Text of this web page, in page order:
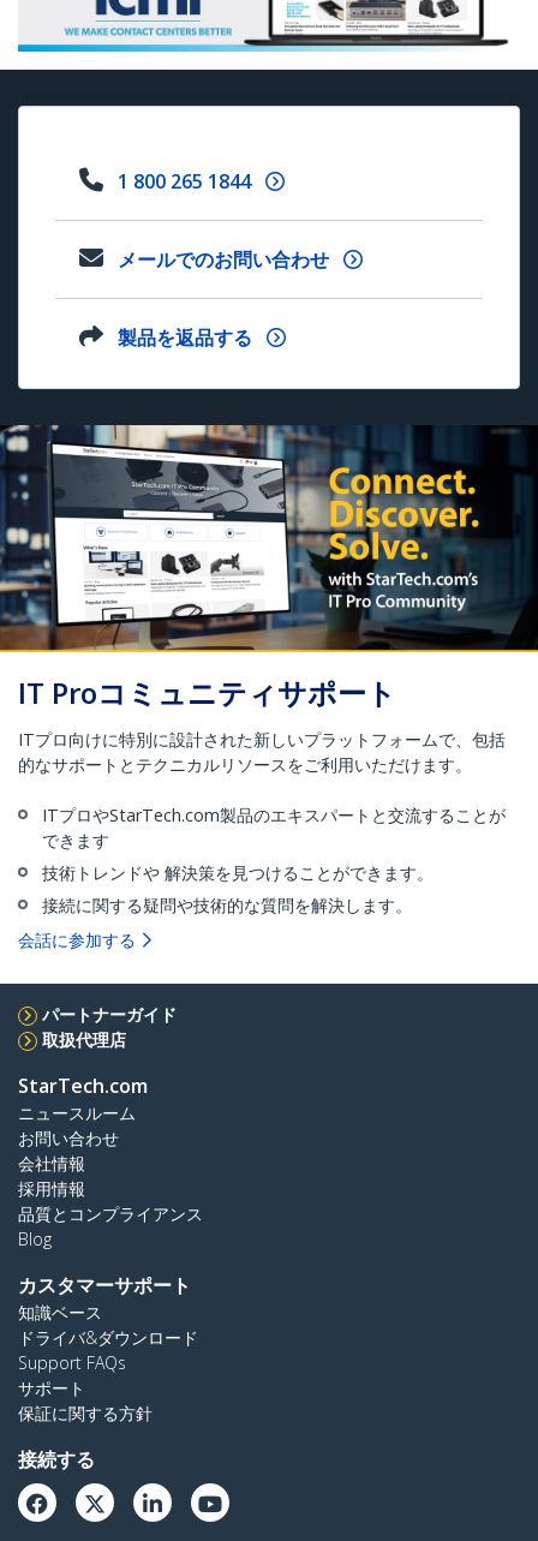
1 800 265 1844
メールでのお問い合わせ
製品を返品する
IT Proコミュニティサポート
ITプロ向けに特別に設計された新しいプラットフォームで、包括
的なサポートとテクニカルリソースをご利用いただけます。
ITプロやStarTech.com製品のエキスパートと交流することが
できます
技術トレンドや 解決策を見つけることができます。
接続に関する疑問や技術的な質問を解決します。
会話に参加する
パートナーガイド
取扱代理店
StarTech.com
ニュースルーム
お問い合わせ
会社情報
採用情報
品質とコンプライアンス
Blog
カスタマーサポート
知識ベース
ドライバ&ダウンロード
Support FAQs
サポート
保証に関する方針
接続する